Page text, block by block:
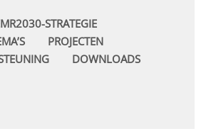
STRATEGIE
PROJECTEN
DOWNLOADS